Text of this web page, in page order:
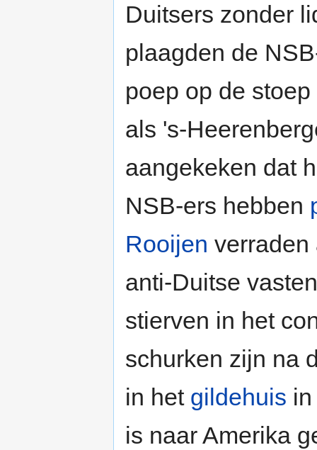
Duitsers zonder
plaagden de
poep op de
als 's-
aangekeken dat
NSB-ers hebben
Rooijen verraden
anti-Duitse
stierven in het
schurken zijn na
in het gildehuis
is naar Amerika